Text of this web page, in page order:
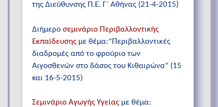
της Διεύθυνσης Π.Ε. Γ΄ Αθήνας (21-4-2015)
Διήμερο σεμινάριο Περιβαλλοντικής
Εκπαίδευσης με θέμα:"Περιβαλλοντικές
διαδρομές από το φρούριο των
Αιγοσθενών στο δάσος του Κιθαιρώνα" (15
και 16-5-2015)
Σεμινάριο Αγωγής Υγείας με θέμα: